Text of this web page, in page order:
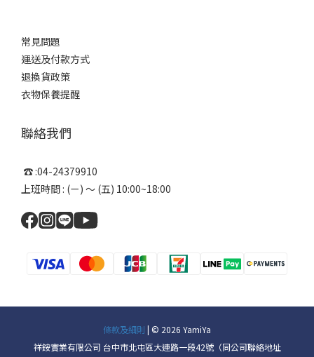
常見問題
運送及付款方式
退換貨政策
衣物保養提醒
聯絡我們
☎ :04-24379910
上班時間 : (ㄧ) ～ (五) 10:00~18:00
條款及細則 | © 2026 YamiYa
祥銨實業有限公司 台中市北屯區大連路一段42號（同公司聯絡地址